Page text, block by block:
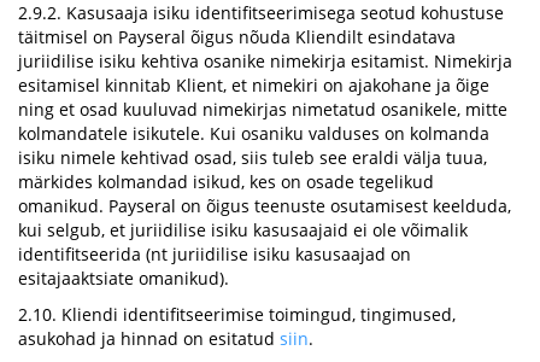
2.9.2. Kasusaaja isiku identifitseerimisega seotud kohustuse
täitmisel on Payseral õigus nõuda Kliendilt esindatava
juriidilise isiku kehtiva osanike nimekirja esitamist. Nimekirja
esitamisel kinnitab Klient, et nimekiri on ajakohane ja õige
ning et osad kuuluvad nimekirjas nimetatud osanikele, mitte
kolmandatele isikutele. Kui osaniku valduses on kolmanda
isiku nimele kehtivad osad, siis tuleb see eraldi välja tuua,
märkides kolmandad isikud, kes on osade tegelikud
omanikud. Payseral on õigus teenuste osutamisest keelduda,
kui selgub, et juriidilise isiku kasusaajaid ei ole võimalik
identifitseerida (nt juriidilise isiku kasusaajad on
esitajaaktsiate omanikud).
2.10. Kliendi identifitseerimise toimingud, tingimused,
asukohad ja hinnad on esitatud siin.